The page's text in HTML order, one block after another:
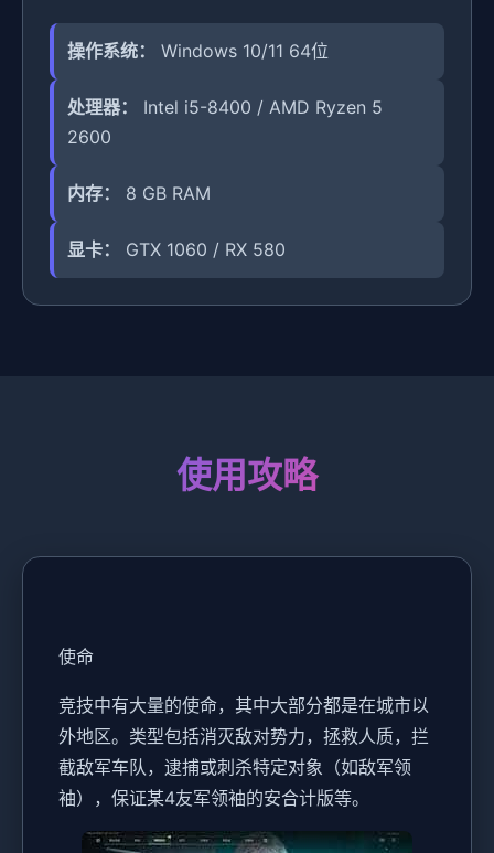
操作系统： Windows 10/11 64位
处理器：
Intel i5-8400 / AMD Ryzen 5
2600
内存： 8 GB RAM
显卡： GTX 1060 / RX 580
使用攻略
使命
竞技中有大量的使命，其中大部分都是在城市以
外地区。类型包括消灭敌对势力，拯救人质，拦
截敌军车队，逮捕或刺杀特定对象（如敌军领
袖），保证某4友军领袖的安合计版等。